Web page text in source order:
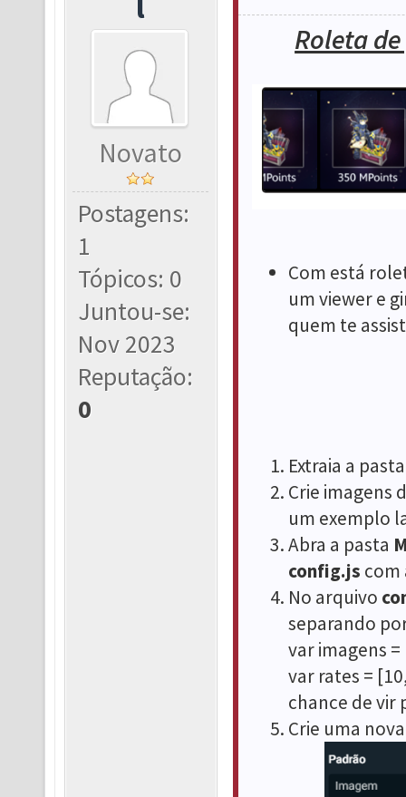
Novato
Postagens:
1
Tópicos: 0
Juntou-se:
Nov 2023
Reputação:
0
Roleta
Com está
um viewer e
quem te
Extraia a
Crie imagens
um exemplo
Abra a pasta
config.js com
No arquivo
separando
var imagens
var rates =
chance de vir
Crie uma